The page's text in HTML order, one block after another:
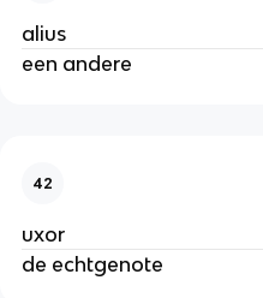
alius
een andere
42
uxor
de echtgenote